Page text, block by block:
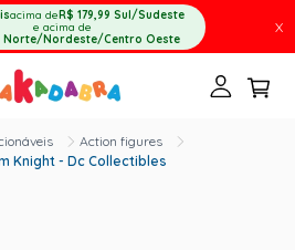
acima deR$ 179,99 Sul/Sudeste
e acima de
Norte/Nordeste/Centro Oeste
X
Action figures
Knight - Dc Collectibles